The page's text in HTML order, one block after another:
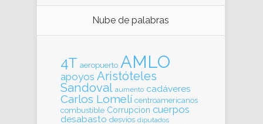
Nube de palabras
4T aeropuerto AMLO
apoyos Aristóteles
Sandoval aumento cadáveres
Carlos Lomelí centroamericanos
combustible Corrupcion cuerpos
desabasto desvíos diputados